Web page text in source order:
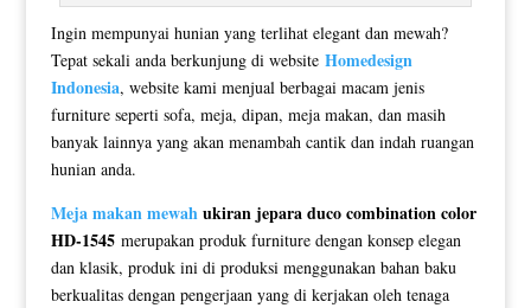
Ingin mempunyai hunian yang terlihat elegant dan mewah?
Tepat sekali anda berkunjung di website Homedesign
Indonesia, website kami menjual berbagai macam jenis
furniture seperti sofa, meja, dipan, meja makan, dan masih
banyak lainnya yang akan menambah cantik dan indah ruangan
hunian anda.
Meja makan mewahukiran jepara duco combination color
HD-1545merupakan produk furniture dengan konsep elegan
dan klasik, produk ini di produksi menggunakan bahan baku
berkualitas dengan pengerjaan yang di kerjakan oleh tenaga